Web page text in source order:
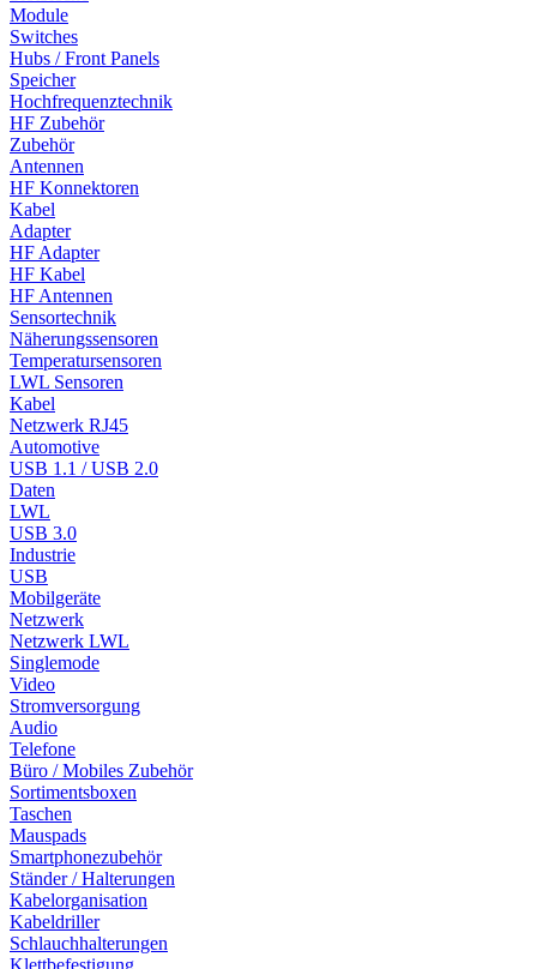
Module
Switches
Hubs / Front Panels
Speicher
Hochfrequenztechnik
HF Zubehör
Zubehör
Antennen
HF Konnektoren
Kabel
Adapter
HF Adapter
HF Kabel
HF Antennen
Sensortechnik
Näherungssensoren
Temperatursensoren
LWL Sensoren
Kabel
Netzwerk RJ45
Automotive
USB 1.1 / USB 2.0
Daten
LWL
USB 3.0
Industrie
USB
Mobilgeräte
Netzwerk
Netzwerk LWL
Singlemode
Video
Stromversorgung
Audio
Telefone
Büro / Mobiles Zubehör
Sortimentsboxen
Taschen
Mauspads
Smartphonezubehör
Ständer / Halterungen
Kabelorganisation
Kabeldriller
Schlauchhalterungen
Klettbefestigung